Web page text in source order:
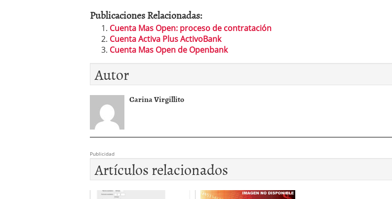
Publicaciones Relacionadas:
Cuenta Mas Open: proceso de contratación
Cuenta Activa Plus ActivoBank
Cuenta Mas Open de Openbank
Autor
Carina Virgillito
Publicidad
Artículos relacionados